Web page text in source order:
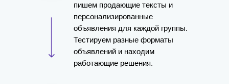
пишем продающие тексты и
персонализированные
объявления для каждой группы.
Тестируем разные форматы
объявлений и находим
работающие решения.